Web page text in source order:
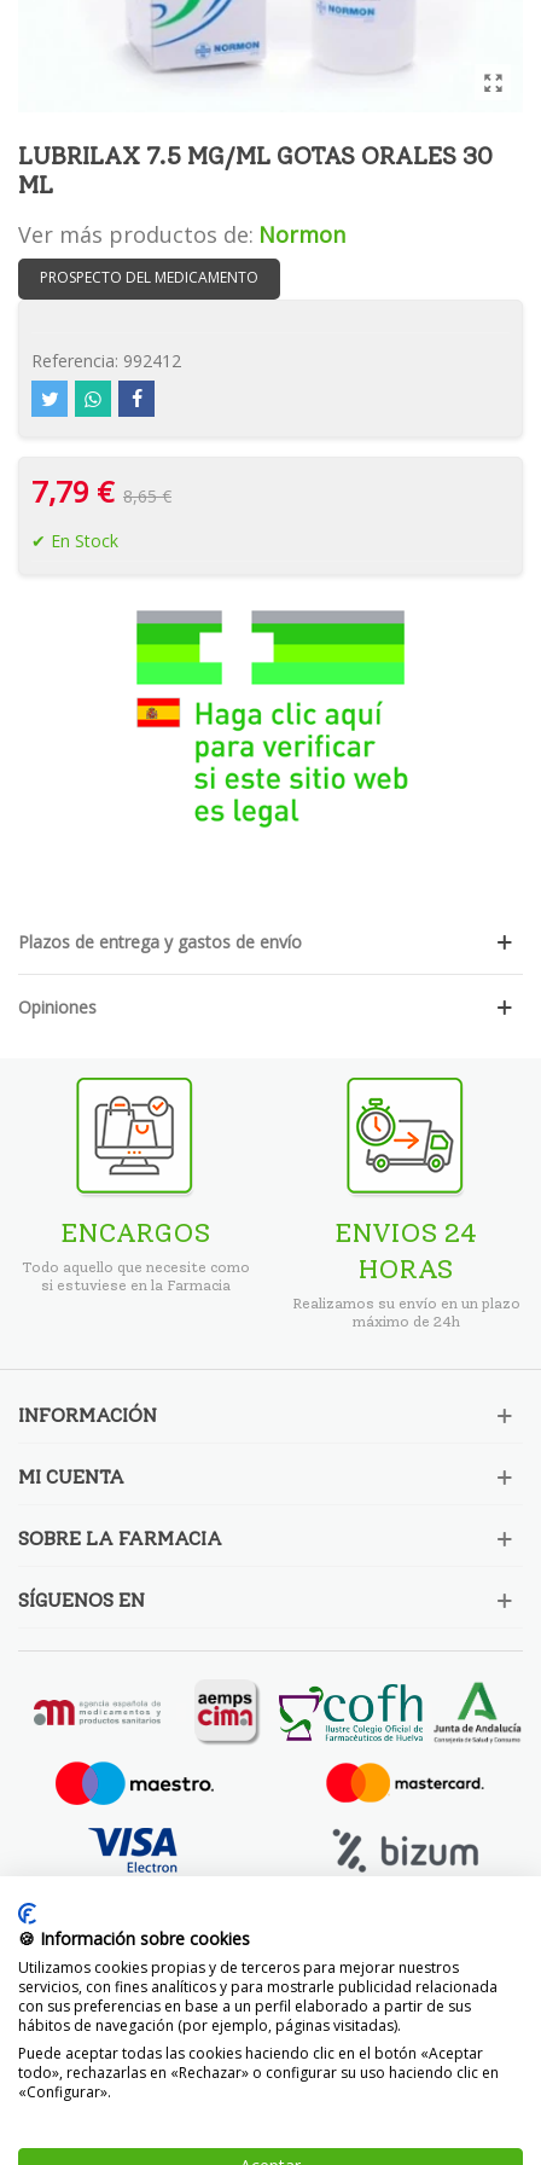
LUBRILAX 7.5 MG/ML GOTAS ORALES 30
ML
Ver más productos de: Normon
PROSPECTO DEL MEDICAMENTO
Referencia: 992412
7,79 € 8,65 €
En Stock
Plazos de entrega y gastos de envío
Opiniones
ENCARGOS
Todo aquello que necesite como
si estuviese en la Farmacia
ENVIOS 24
HORAS
Realizamos su envío en un plazo
máximo de 24h
INFORMACIÓN
MI CUENTA
SOBRE LA FARMACIA
SÍGUENOS EN
© 2014 -2026 FarmaciaVizcaíno.com
🍪 Información sobre cookies
Utilizamos cookies propias y de terceros para mejorar nuestros
servicios, con fines analíticos y para mostrarle publicidad relacionada
con sus preferencias en base a un perfil elaborado a partir de sus
hábitos de navegación (por ejemplo, páginas visitadas).
Puede aceptar todas las cookies haciendo clic en el botón «Aceptar
todo», rechazarlas en «Rechazar» o configurar su uso haciendo clic en
«Configurar».